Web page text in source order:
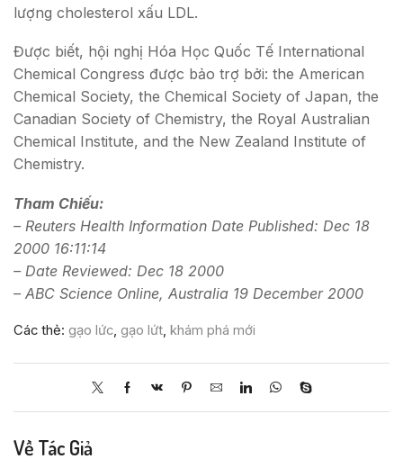
lượng cholesterol xấu LDL.
Được biết, hội nghị Hóa Học Quốc Tế International
Chemical Congress được bảo trợ bởi: the American
Chemical Society, the Chemical Society of Japan, the
Canadian Society of Chemistry, the Royal Australian
Chemical Institute, and the New Zealand Institute of
Chemistry.
Tham Chiếu:
– Reuters Health Information Date Published: Dec 18
2000 16:11:14
– Date Reviewed: Dec 18 2000
– ABC Science Online, Australia 19 December 2000
Các thẻ: gạo lức, gạo lứt, khám phá mới
Về Tác Giả